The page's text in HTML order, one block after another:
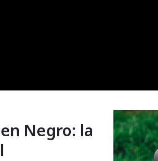
Negro: la